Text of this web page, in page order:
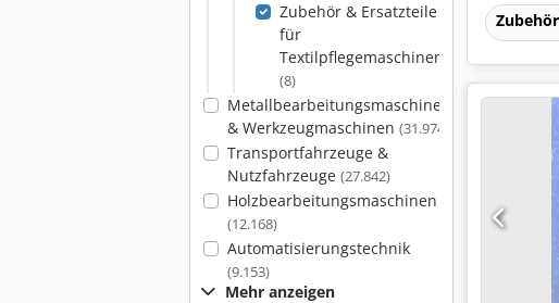
Zubehör & Ersatzteile
für
Textilpflegemaschinen
(8)
Metallbearbeitungsmaschinen
& Werkzeugmaschinen (31.974)
Transportfahrzeuge &
Nutzfahrzeuge (27.842)
Holzbearbeitungsmaschinen
(12.168)
Automatisierungstechnik
(9.153)
Mehr anzeigen